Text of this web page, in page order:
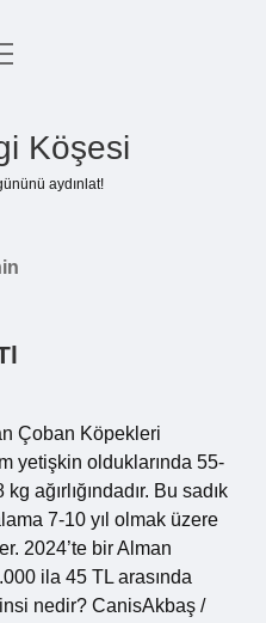
Köşesi
aydınlat!
Çoban Köpekleri
yetişkin olduklarında 55-
ağırlığındadır. Bu sadık
7-10 yıl olmak üzere
2024’te bir Alman
ila 45 TL arasında
nedir? CanisAkbaş /